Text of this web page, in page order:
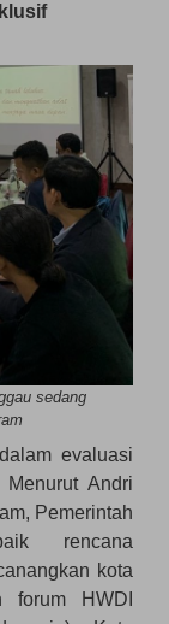
sedang
evaluasi
Andri
Pemerintah
rencana
kota
forum HWDI